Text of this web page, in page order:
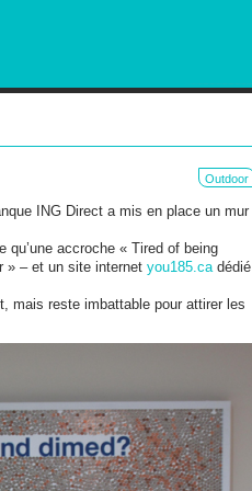
Outdoor
ING Direct a mis en place un mur
qu’une accroche « Tired of being
» – et un site internet you185.ca dédié
mais reste imbattable pour attirer les